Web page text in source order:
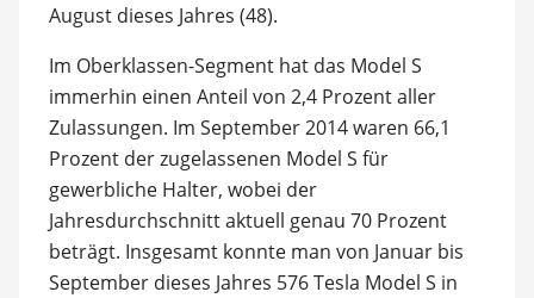
August dieses Jahres (48).
Im Oberklassen-Segment hat das Model S
immerhin einen Anteil von 2,4 Prozent aller
Zulassungen. Im September 2014 waren 66,1
Prozent der zugelassenen Model S für
gewerbliche Halter, wobei der
Jahresdurchschnitt aktuell genau 70 Prozent
beträgt. Insgesamt konnte man von Januar bis
September dieses Jahres 576 Tesla Model S in